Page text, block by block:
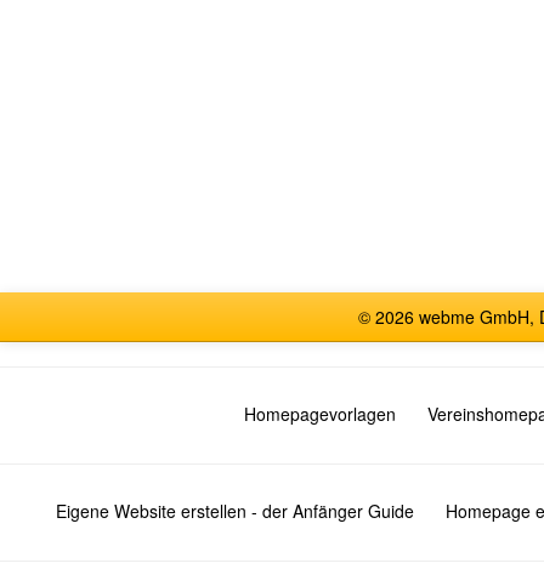
© 2026 webme GmbH,
Homepagevorlagen
Eigene Website erstellen - der Anfänger Guide Homepage